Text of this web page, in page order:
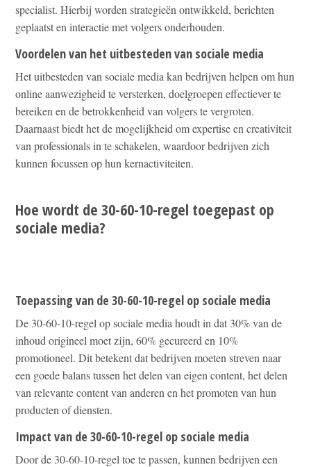
specialist. Hierbij worden strategieën ontwikkeld, berichten
geplaatst en interactie met volgers onderhouden.
Voordelen van het uitbesteden van sociale media
Het uitbesteden van sociale media kan bedrijven helpen om hun
online aanwezigheid te versterken, doelgroepen effectiever te
bereiken en de betrokkenheid van volgers te vergroten.
Daarnaast biedt het de mogelijkheid om expertise en creativiteit
van professionals in te schakelen, waardoor bedrijven zich
kunnen focussen op hun kernactiviteiten.
Hoe wordt de 30-60-10-regel toegepast op
sociale media?
Toepassing van de 30-60-10-regel op sociale media
De 30-60-10-regel op sociale media houdt in dat 30% van de
inhoud origineel moet zijn, 60% gecureerd en 10%
promotioneel. Dit betekent dat bedrijven moeten streven naar
een goede balans tussen het delen van eigen content, het delen
van relevante content van anderen en het promoten van hun
producten of diensten.
Impact van de 30-60-10-regel op sociale media
Door de 30-60-10-regel toe te passen, kunnen bedrijven een